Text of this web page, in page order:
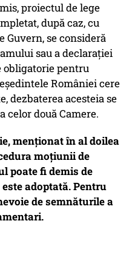
proiectul de lege
după caz, cu
Guvern, se consideră
sau a declaraţiei
obligatorie pentru
României cere
dezbaterea acesteia se
celor două Camere.
menționat în al doilea
moțiunii de
poate fi demis de
adoptată. Pentru
de semnăturile a